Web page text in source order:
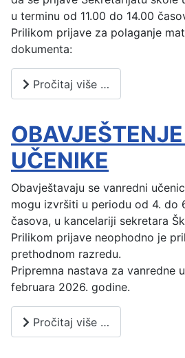
u terminu od 11.00 do 14.00
Prilikom prijave za polaganje
dokumenta:
Pročitaj više …
UČENIKE
Obavještavaju se vanredni
mogu izvršiti u periodu od 4. do
časova, u kancelariji sekretara
Prilikom prijave neophodno je
prethodnom razredu.
Pripremna nastava za vanredne
februara 2026. godine.
Pročitaj više …